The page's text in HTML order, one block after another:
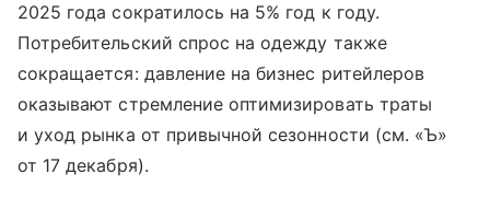
2025 года сократилось на 5% год к году.
Потребительский спрос на одежду также
сокращается: давление на бизнес ритейлеров
оказывают стремление оптимизировать траты
и уход рынка от привычной сезонности (см. «Ъ»
от 17 декабря).